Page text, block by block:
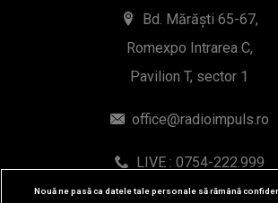
Bd. Mărăști 65-67,
Romexpo Intrarea C,
Pavilion T, sector 1
office@radioimpuls.ro
LIVE : 0754-222.999
WhatsApp: 0754-
Nouă ne pasă ca datele tale personale să rămână